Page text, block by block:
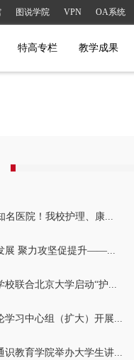
图说学院 VPN OA系统
特高专栏 教学成果
名医院！我校护理、康...
展 聚力攻坚促提升——...
校联合北京大学启动“护...
学习中心组（扩大）开展...
识教育学院举办大学生讲...